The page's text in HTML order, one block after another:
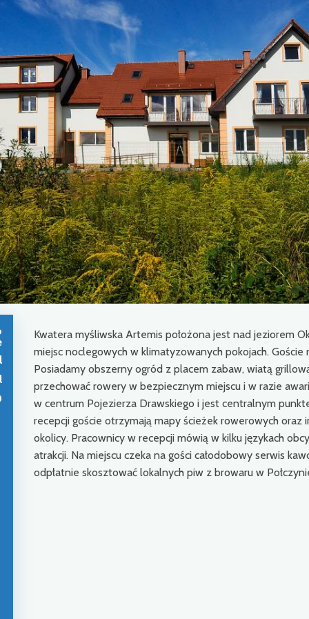
Kwatera myśliwska Artemis położona jest nad jeziorem
miejsc noclegowych w klimatyzowanych pokojach. Goście
Posiadamy obszerny ogród z placem zabaw, wiatą
przechować rowery w bezpiecznym miejscu i w razie
w centrum Pojezierza Drawskiego i jest centralnym
recepcji goście otrzymają mapy ścieżek rowerowych
okolicy. Pracownicy w recepcji mówią w kilku językach
atrakcji. Na miejscu czeka na gości całodobowy serwis
odpłatnie skosztować lokalnych piw z browaru w